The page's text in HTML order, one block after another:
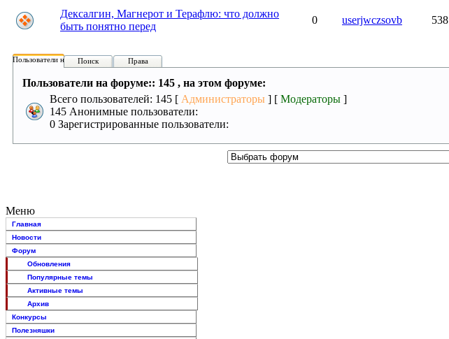
Дексалгин, Магнерот и Терафлю: что должно
быть понятно перед
0 userjwczsovb 538
Пользователи на форуме:
Поиск Права
Пользователи на форуме:: 145 , на этом форуме:
Всего пользователей: 145 [ Администраторы ] [ Модераторы ]
145 Анонимные пользователи:
0 Зарегистрированные пользователи:
Меню
Главная
Новости
Форум
Обновления
Популярные темы
Активные темы
Архив
Конкурсы
Полезняшки